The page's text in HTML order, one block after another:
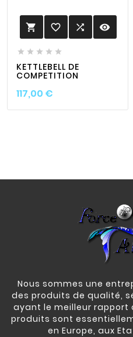
 favorite_border  visibility
    
KETTLEBELL DE
COMPETITION
117,00 €
Nous sommes une
des produits de qualité,
ayant le meilleur rapport
produits sont
en Europe, aux